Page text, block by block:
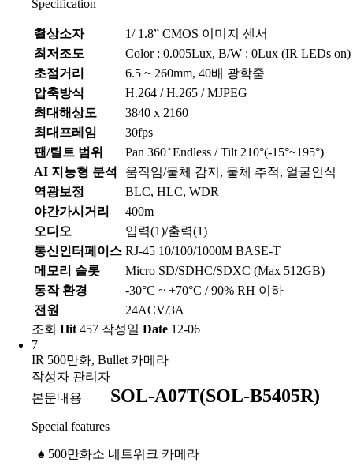
Specification
촬상소자
1/ 1.8” CMOS 이미지 센서
최저조도
Color : 0.005Lux, B/W : 0Lux (IR LEDs on)
초점거리
6.5 ~ 260mm, 40배 광학줌
압축방식
H.264 / H.265 / MJPEG
최대해상도
3840 x 2160
최대프레임
30fps
팬/틸트 범위
Pan 360 ̊ Endless / Tilt 210°(-15°~195°)
AI 지능형 분석
움직임/물체 감지, 물체 추적, 얼굴인식
역광보정
BLC, HLC, WDR
야간가시거리
400m
오디오
입력(1)/출력(1)
통신인터페이스 RJ-45 10/100/1000M BASE-T
메모리 슬롯
Micro SD/SDHC/SDXC (Max 512GB)
동작 환경
-30°C ~ +70°C / 90% RH 이하
전원
24ACV/3A
조회 Hit 457 작성일 Date 12-06
7
IR 500만화, Bullet 카메라
작성자 관리자
본문내용
SOL-A07T(SOL-B5405R)
Special features
♠ 500만화소 네트워크 카메라